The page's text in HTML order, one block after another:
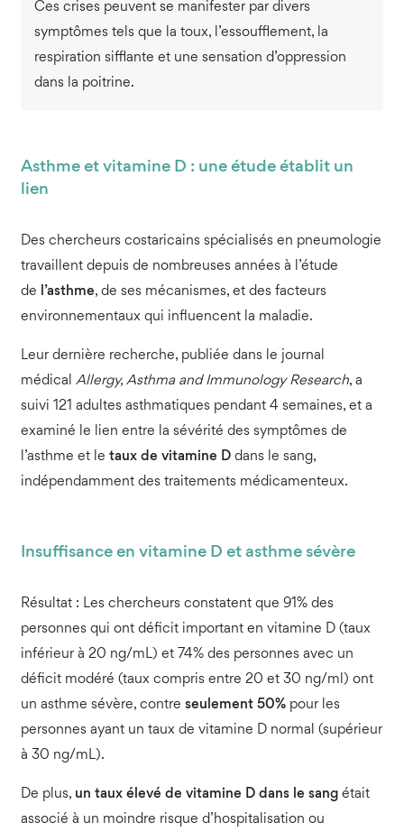
Ces crises peuvent se manifester par divers
symptômes tels que la toux, l’essoufflement, la
respiration sifflante et une sensation d’oppression
dans la poitrine.
Asthme et vitamine D : une étude établit un
lien
Des chercheurs costaricains spécialisés en pneumologie
travaillent depuis de nombreuses années à l’étude
de l’asthme, de ses mécanismes, et des facteurs
environnementaux qui influencent la maladie.
Leur dernière recherche, publiée dans le journal
médical Allergy, Asthma and Immunology Research, a
suivi 121 adultes asthmatiques pendant 4 semaines, et a
examiné le lien entre la sévérité des symptômes de
l’asthme et le taux de vitamine Ddans le sang,
indépendamment des traitements médicamenteux.
Insuffisance en vitamine D et asthme sévère
Résultat : Les chercheurs constatent que 91% des
personnes qui ont déficit important en vitamine D (taux
inférieur à 20 ng/mL) et 74% des personnes avec un
déficit modéré (taux compris entre 20 et 30 ng/ml) ont
un asthme sévère, contre seulement 50%pour les
personnes ayant un taux de vitamine D normal (supérieur
à 30 ng/mL).
De plus, un taux élevé de vitamine D dans le sangétait
associé à un moindre risque d’hospitalisation ou